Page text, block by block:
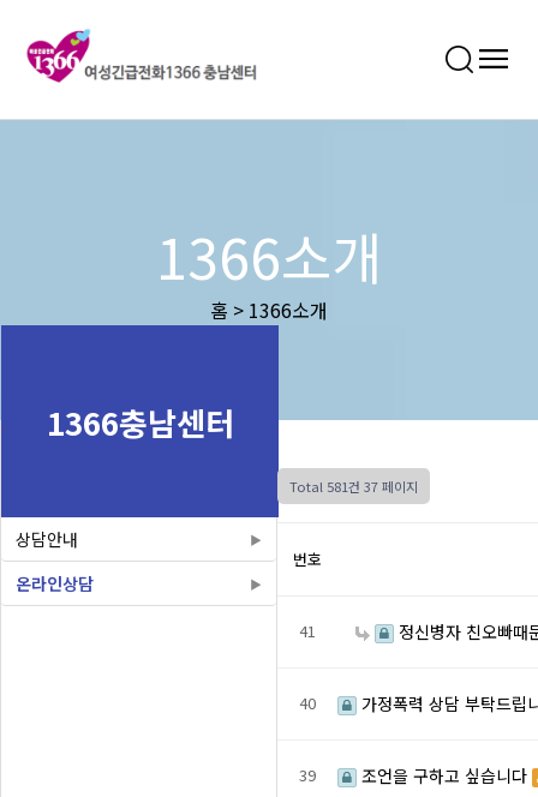
1366소개
홈 > 1366소개
1366충남센터
상담안내
온라인상담
Total 581건 37 페이지
번호
41 정신병자 친오빠때
40 가정폭력 상담 부탁드립
39 조언을 구하고 싶습니다